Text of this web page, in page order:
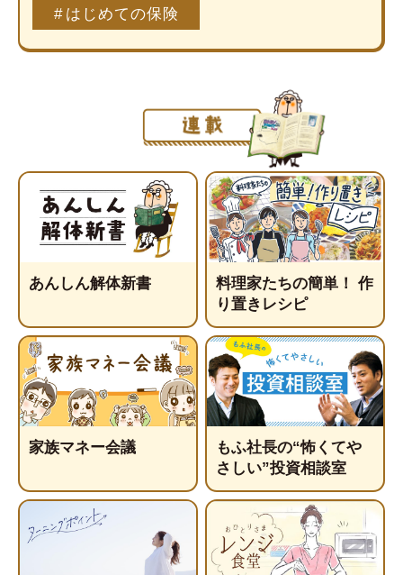
はじめての保険
あんしん解体新書
料理家たちの簡単！ 作
り置きレシピ
家族マネー会議
もふ社長の“怖くてや
さしい”投資相談室